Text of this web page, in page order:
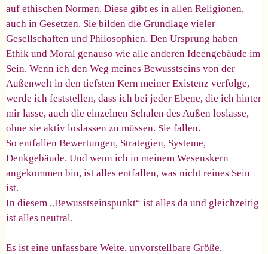
auf ethischen Normen. Diese gibt es in allen Religionen,
auch in Gesetzen. Sie bilden die Grundlage vieler
Gesellschaften und Philosophien. Den Ursprung haben
Ethik und Moral genauso wie alle anderen Ideengebäude im
Sein. Wenn ich den Weg meines Bewusstseins von der
Außenwelt in den tiefsten Kern meiner Existenz verfolge,
werde ich feststellen, dass ich bei jeder Ebene, die ich hinter
mir lasse, auch die einzelnen Schalen des Außen loslasse,
ohne sie aktiv loslassen zu müssen. Sie fallen.
So entfallen Bewertungen, Strategien, Systeme,
Denkgebäude. Und wenn ich in meinem Wesenskern
angekommen bin, ist alles entfallen, was nicht reines Sein
ist.
In diesem „Bewusstseinspunkt“ ist alles da und gleichzeitig
ist alles neutral.
Es ist eine unfassbare Weite, unvorstellbare Größe,